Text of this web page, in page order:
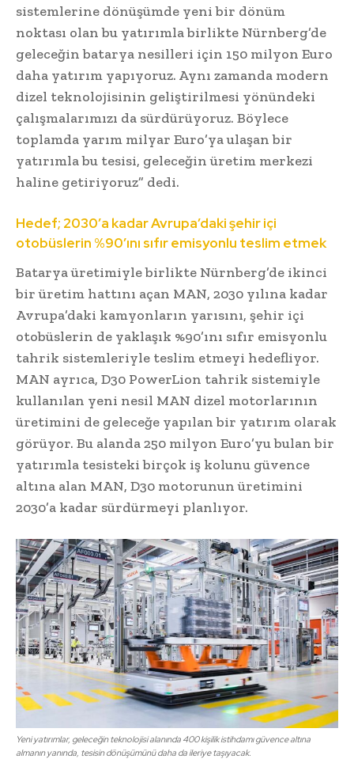
sistemlerine dönüşümde yeni bir dönüm
noktası olan bu yatırımla birlikte Nürnberg’de
geleceğin batarya nesilleri için 150 milyon Euro
daha yatırım yapıyoruz. Aynı zamanda modern
dizel teknolojisinin geliştirilmesi yönündeki
çalışmalarımızı da sürdürüyoruz. Böylece
toplamda yarım milyar Euro’ya ulaşan bir
yatırımla bu tesisi, geleceğin üretim merkezi
haline getiriyoruz” dedi.
Hedef; 2030’a kadar Avrupa’daki şehir içi
otobüslerin %90’ını sıfır emisyonlu teslim etmek
Batarya üretimiyle birlikte Nürnberg’de ikinci
bir üretim hattını açan MAN, 2030 yılına kadar
Avrupa’daki kamyonların yarısını, şehir içi
otobüslerin de yaklaşık %90’ını sıfır emisyonlu
tahrik sistemleriyle teslim etmeyi hedefliyor.
MAN ayrıca, D30 PowerLion tahrik sistemiyle
kullanılan yeni nesil MAN dizel motorlarının
üretimini de geleceğe yapılan bir yatırım olarak
görüyor. Bu alanda 250 milyon Euro’yu bulan bir
yatırımla tesisteki birçok iş kolunu güvence
altına alan MAN, D30 motorunun üretimini
2030’a kadar sürdürmeyi planlıyor.
Yeni yatırımlar, geleceğin teknolojisi alanında 400 kişilik istihdamı güvence altına
almanın yanında, tesisin dönüşümünü daha da ileriye taşıyacak.